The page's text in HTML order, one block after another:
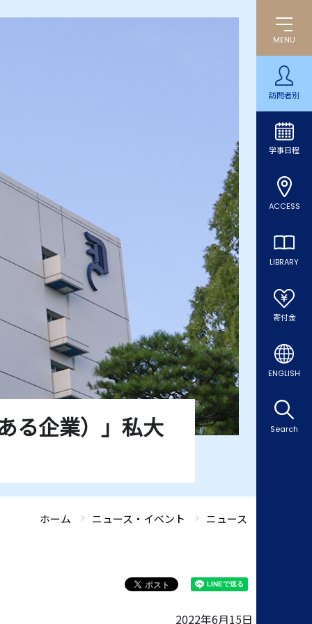
MENU
訪問者別
学事日程
ACCESS
LIBRARY
寄付金
ENGLISH
Search
る企業）」私大
ホーム ニュース・イベント ニュース
2022年6月15日